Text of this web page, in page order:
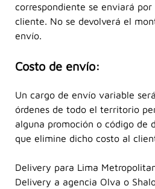
correspondiente se enviará
cliente. No se devolverá el
envío.
Costo de envío:
Un cargo de envío variable
órdenes de todo el territorio
alguna promoción o código de
que elimine dicho costo al
Delivery para Lima
Delivery a agencia Olva o